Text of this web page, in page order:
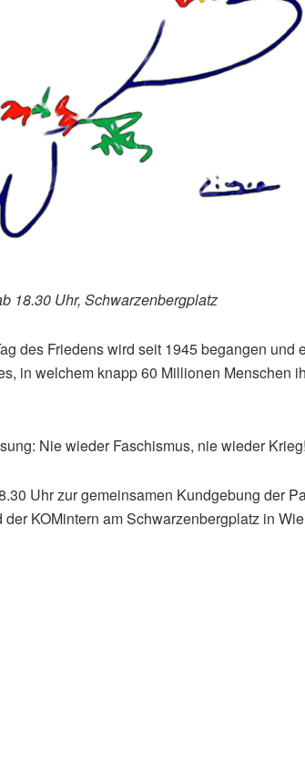
18.30 Uhr, Schwarzenbergplatz
des Friedens wird seit 1945 begangen und
in welchem knapp 60 Millionen Menschen
Nie wieder Faschismus, nie wieder Krieg!
Uhr zur gemeinsamen Kundgebung der
KOMintern am Schwarzenbergplatz in